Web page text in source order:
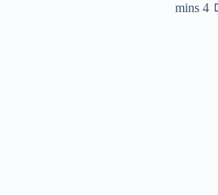
4 mins